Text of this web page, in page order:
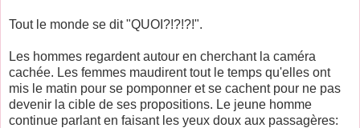
Tout le monde se dit "QUOI?!?!?!".
Les hommes regardent autour en cherchant la caméra
cachée. Les femmes maudirent tout le temps qu'elles ont
mis le matin pour se pomponner et se cachent pour ne pas
devenir la cible de ses propositions. Le jeune homme
continue parlant en faisant les yeux doux aux passagères: